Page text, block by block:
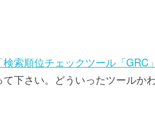
「検索順位チェックツール「
下さい。どういったツールか